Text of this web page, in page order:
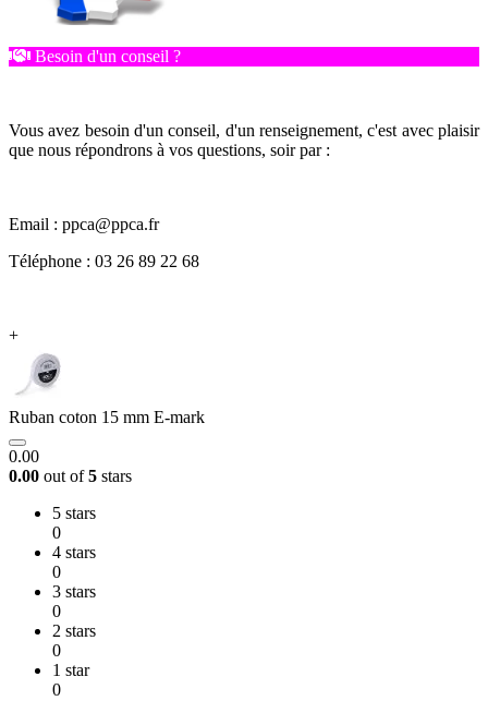
Besoin d'un conseil ?
Vous avez besoin d'un conseil, d'un renseignement, c'est avec plaisir
que nous répondrons à vos questions, soir par :
Email : ppca@ppca.fr
Téléphone : 03 26 89 22 68
+
Ruban coton 15 mm E-mark
0.00
0.00 out of5 stars
5 stars
0
4 stars
0
3 stars
0
2 stars
0
1 star
0